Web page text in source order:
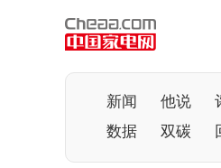
新闻 他说
数据
双碳